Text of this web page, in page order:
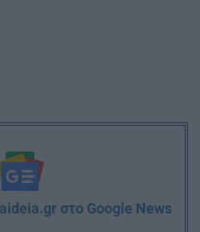
στο Google News